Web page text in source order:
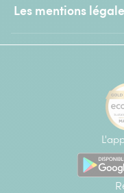
Les mentions